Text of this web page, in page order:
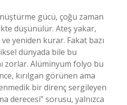
gücü, çoğu zaman
düşünülür. Ateş yakar,
yeniden kurar. Fakat bazı
dünyada bile bu
zorlar. Alüminyum folyo bu
kırılgan görünen ama
bir direnç sergileyen
derecesi” sorusu, yalnızca